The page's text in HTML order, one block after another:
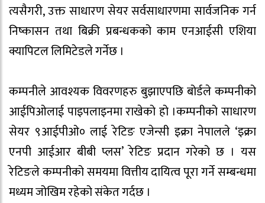
त्यसैगरी, उक्त साधारण सेयर सर्वसाधारणमा सार्वजनिक गर्न
निष्कासन तथा बिक्री प्रबन्धकको काम एनआईसी एशिया
क्यापिटल लिमिटेडले गर्नेछ ।
कम्पनीले आवश्यक विवरणहरु बुझाएपछि बोर्डले कम्पनीको
आईपिओलाई पाइपलाइनमा राखेको हो ।कम्पनीको साधारण
सेयर ९आईपीओ० लाई रेटिङ एजेन्सी इक्रा नेपालले ‘इक्रा
एनपी आईआर बीबी प्लस’ रेटिङ प्रदान गरेको छ । यस
रेटिङले कम्पनीको समयमा वित्तीय दायित्व पूरा गर्ने सम्बन्धमा
मध्यम जोखिम रहेको संकेत गर्दछ ।